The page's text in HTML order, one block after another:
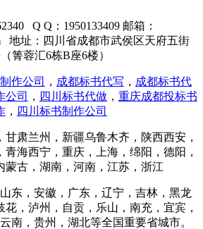
Q Q：1950133409 邮箱：
地址：四川省成都市武侯区天府五街
（箐蓉汇6栋B座6楼）
作公司 ， 成都标书代写 ， 成都标书代
公司 ， 四川标书代做 ， 重庆成都投标书
， 四川标书制作公司
，甘肃兰州，新疆乌鲁木齐，陕西西安，
海西宁，重庆，
上海 ，绵阳，德阳，
蒙古，湖南，河南，江苏，浙江
山东，安徽，广东，辽宁，吉林，黑龙
，泸州，自贡，乐山，南充，宜宾，
南，贵州，湖北等全国重要省城市。